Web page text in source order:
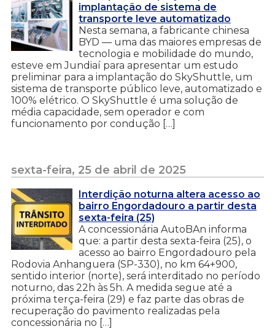
implantação de sistema de
transporte leve automatizado
Nesta semana, a fabricante chinesa
BYD — uma das maiores empresas de
tecnologia e mobilidade do mundo,
esteve em Jundiaí para apresentar um estudo
preliminar para a implantação do SkyShuttle, um
sistema de transporte público leve, automatizado e
100% elétrico. O SkyShuttle é uma solução de
média capacidade, sem operador e com
funcionamento por condução […]
sexta-feira, 25 de abril de 2025
Interdição noturna altera acesso ao
bairro Engordadouro a partir desta
sexta-feira (25)
A concessionária AutoBAn informa
que: a partir desta sexta-feira (25), o
acesso ao bairro Engordadouro pela
Rodovia Anhanguera (SP-330), no km 64+900,
sentido interior (norte), será interditado no período
noturno, das 22h às 5h. A medida segue até a
próxima terça-feira (29) e faz parte das obras de
recuperação do pavimento realizadas pela
concessionária no […]